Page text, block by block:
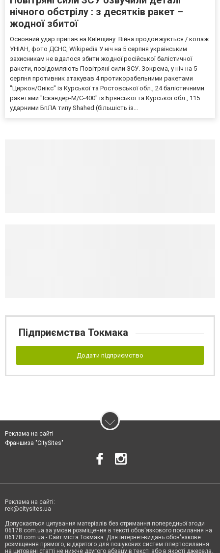
нічного обстрілу : з десятків ракет –
жодної збитої
Основний удар припав на Київщину. Війна продовжується / колаж
УНІАН, фото ДСНС, Wikipedia У ніч на 5 серпня українським
захисникам не вдалося збити жодної російської балістичної
ракети, повідомляють Повітряні сили ЗСУ. Зокрема, у ніч на 5
серпня противник атакував 4 протикорабельними ракетами
"Циркон/Онікс" із Курської та Ростовської обл., 24 балістичними
ракетами "Іскандер-М/С-400" із Брянської та Курської обл., 115
ударними БпЛА типу Shahed (більшість із...
Підприємства Токмака
Додати підприємство
Реклама на сайті
Франшиза "CitySites"
Реклама на сайті:
rek@citysites.ua
Допускається цитування матеріалів без отримання попередньої згоди
06178.com.ua за умови розміщення в тексті обов'язкового посилання на
06178.com.ua - Сайт міста Токмака. Для інтернет-видань обов'язкове
розміщення прямого, відкритого для пошукових систем гіперпосилання
на цитовані статті не нижче другого абзацу в тексті або в якості джерела.